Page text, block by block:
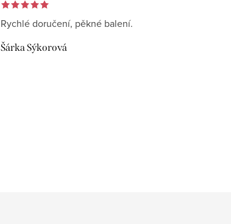
Rychlé doručení, pěkné balení.
Šárka Sýkorová